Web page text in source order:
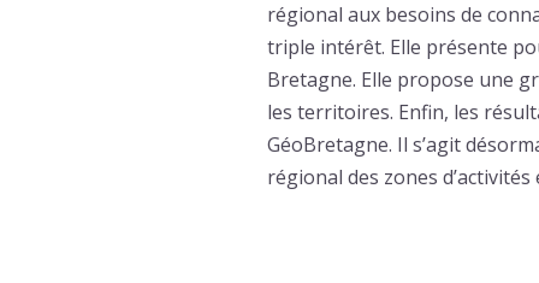
régional aux besoins de
triple intérêt. Elle présente
Bretagne. Elle propose une
les territoires. Enfin, les
GéoBretagne. Il s’agit
régional des zones d’activités